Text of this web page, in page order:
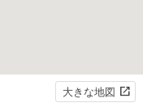
大きな地図